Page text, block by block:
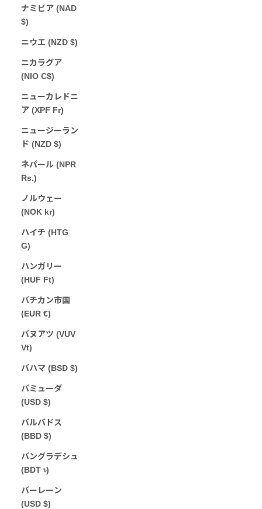
ナミビア (NAD
$)
ニウエ (NZD $)
ニカラグア
(NIO C$)
ニューカレドニ
ア (XPF Fr)
ニュージーラン
ド (NZD $)
ネパール (NPR
Rs.)
ノルウェー
(NOK kr)
ハイチ (HTG
G)
ハンガリー
(HUF Ft)
バチカン市国
(EUR €)
バヌアツ (VUV
Vt)
バハマ (BSD $)
バミューダ
(USD $)
バルバドス
(BBD $)
バングラデシュ
(BDT ৳)
バーレーン
(USD $)